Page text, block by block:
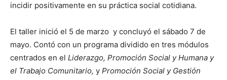
incidir positivamente en su práctica social cotidiana.
El taller inició el 5 de marzo y concluyó el sábado 7 de
mayo. Contó con un programa dividido en tres módulos
centrados en el Liderazgo, Promoción Social y Humana y
el Trabajo Comunitario, y Promoción Social y Gestión